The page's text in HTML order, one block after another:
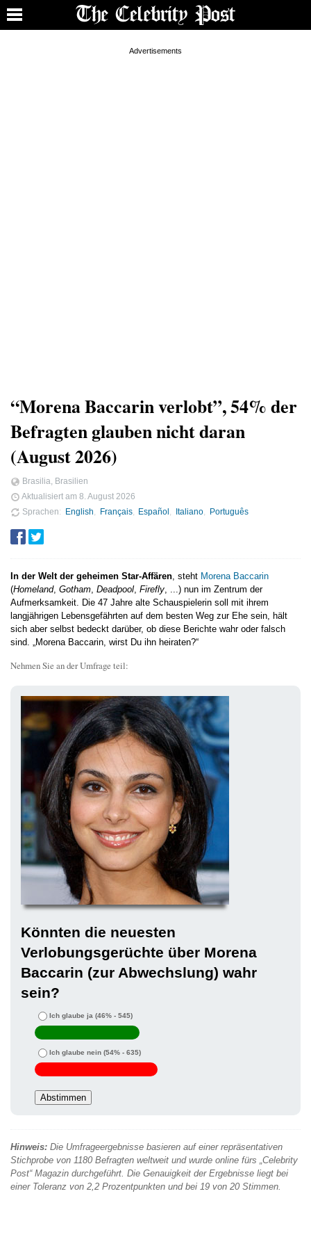
“Morena Baccarin verlobt”, 54% der
Befragten glauben nicht daran
(August 2026)
Brasilia, Brasilien
Aktualisiert am 8. August 2026
Sprachen
English Français Español Italiano Português
In der Welt der geheimen Star-Affären, steht Morena Baccarin
(Homeland, Gotham, Deadpool, Firefly, ...) nun im Zentrum der
Aufmerksamkeit. Die 47 Jahre alte Schauspielerin soll mit ihrem
langjährigen Lebensgefährten auf dem besten Weg zur Ehe sein, hält
sich aber selbst bedeckt darüber, ob diese Berichte wahr oder falsch
sind. „Morena Baccarin, wirst Du ihn heiraten?“
Nehmen Sie an der Umfrage teil:
Könnten die neuesten
Verlobungsgerüchte über Morena
Baccarin (zur Abwechslung) wahr
sein?
Ich glaube ja (46% - 545)
Ich glaube nein (54% - 635)
Hinweis: Die Umfrageergebnisse basieren auf einer repräsentativen
Stichprobe von 1180 Befragten weltweit und wurde online fürs „Celebrity
Post“ Magazin durchgeführt. Die Genauigkeit der Ergebnisse liegt bei
einer Toleranz von 2,2 Prozentpunkten und bei 19 von 20 Stimmen.